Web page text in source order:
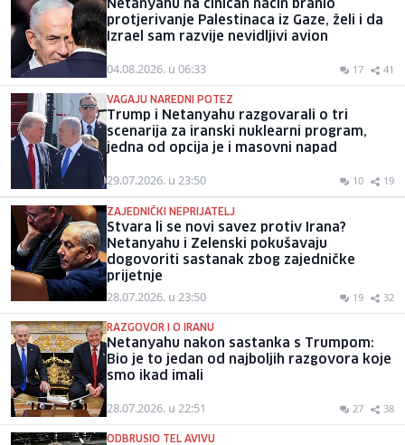
Netanyahu na ciničan način branio
protjerivanje Palestinaca iz Gaze, želi i da
Izrael sam razvije nevidljivi avion
04.08.2026. u 06:33 17 41
VAGAJU NAREDNI POTEZ
Trump i Netanyahu razgovarali o tri
scenarija za iranski nuklearni program,
jedna od opcija je i masovni napad
29.07.2026. u 23:50 10 19
ZAJEDNIČKI NEPRIJATELJ
Stvara li se novi savez protiv Irana?
Netanyahu i Zelenski pokušavaju
dogovoriti sastanak zbog zajedničke
prijetnje
28.07.2026. u 23:50 19 32
RAZGOVOR I O IRANU
Netanyahu nakon sastanka s Trumpom:
Bio je to jedan od najboljih razgovora koje
smo ikad imali
28.07.2026. u 22:51 27 38
ODBRUSIO TEL AVIVU